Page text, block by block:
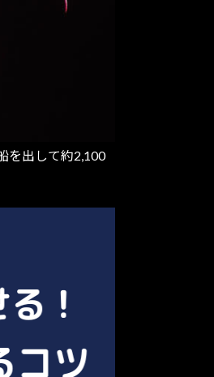
を出して約2,100